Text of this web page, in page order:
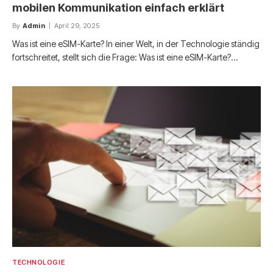
mobilen Kommunikation einfach erklärt
By Admin April 29, 2025
Was ist eine eSIM-Karte? In einer Welt, in der Technologie ständig
fortschreitet, stellt sich die Frage: Was ist eine eSIM-Karte?…
TECHNOLOGIE